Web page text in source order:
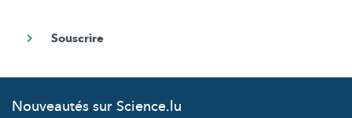
Nouveautés sur Science.lu